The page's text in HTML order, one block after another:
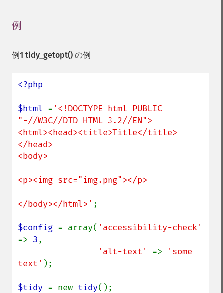
例
例1 tidy_getopt() の例
<?php
$html = '<!DOCTYPE html PUBLIC
"-//W3C//DTD HTML 3.2//EN">
<html><head><title>Title</title>
</head>
<body>
<p><img src="img.png"></p>
</body></html>' ;
$config = array(
=> 3,
'alt-text' =>
'some
text' );
$tidy = new tidy